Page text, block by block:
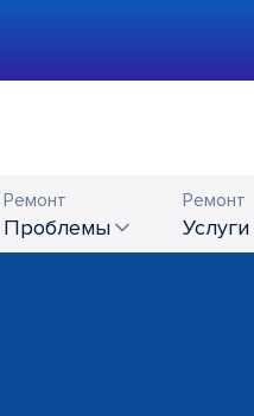
Ремонт
проблемы
Ремонт
услуги